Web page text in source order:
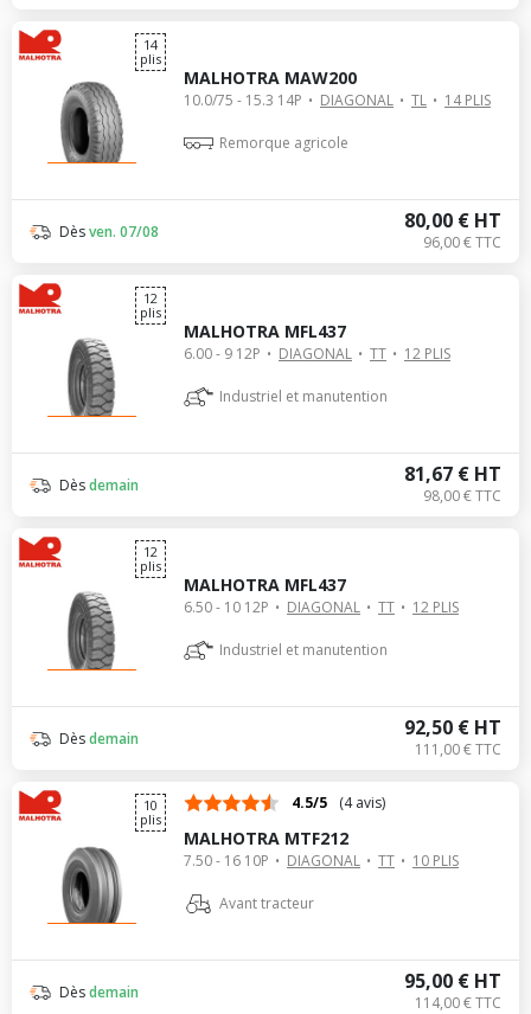
14
plis
MALHOTRA MAW200
10.0/75 - 15.3 14P DIAGONAL TL 14 PLIS
Remorque agricole
80,00 € HT
96,00 € TTC
Dèsven. 07/08
12
plis
MALHOTRA MFL437
6.00 - 9 12P DIAGONAL TT 12 PLIS
Industriel et manutention
81,67 € HT
98,00 € TTC
Dèsdemain
12
plis
MALHOTRA MFL437
6.50 - 10 12P DIAGONAL TT 12 PLIS
Industriel et manutention
92,50 € HT
111,00 € TTC
Dèsdemain
10
plis
4.5/5 (4 avis)
MALHOTRA MTF212
7.50 - 16 10P DIAGONAL TT 10 PLIS
Avant tracteur
95,00 € HT
114,00 € TTC
Dèsdemain